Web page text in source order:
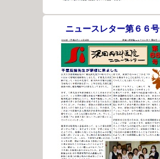
ニュースレター第６６号